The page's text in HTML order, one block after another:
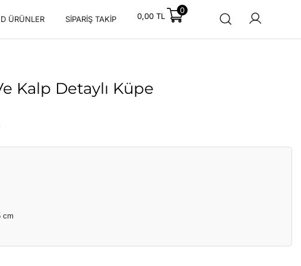
ÜRÜNLER SIPARIŞ TAKIP 0,00TL
0
Kalp Detaylı Küpe
cm